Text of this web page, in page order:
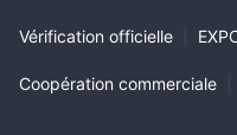
Vérification officielle
Coopération commerciale